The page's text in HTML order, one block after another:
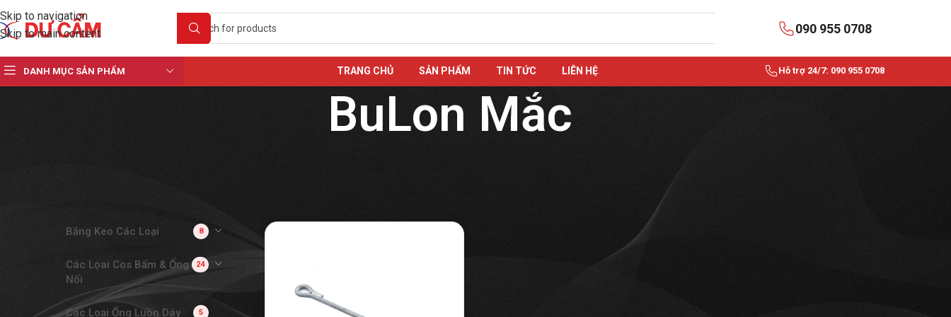
Skip to navigation
Skip to main content
090 955 0708
DANH MỤC SẢN PHẨM TRANG CHỦ SẢN PHẨM TIN TỨC LIÊN HỆ Hỗ trợ 24/7: 090 955 0708
BuLon Mắc
Băng Keo Các Loại 8
Các Lọai Cos Bấm & Ống
Nối
24
Các Loại Ống Luồn Dây 5